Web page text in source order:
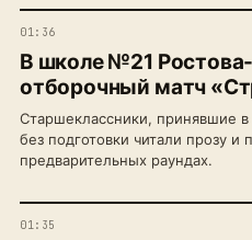
01:36
В школе №21
отборочный матч
Старшеклассники, принявшие в
без подготовки читали прозу и
предварительных раундах.
01:35